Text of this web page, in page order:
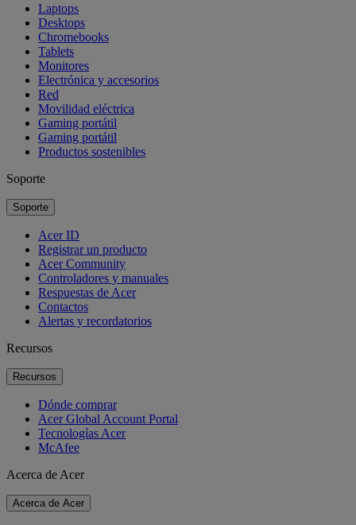
Laptops
Desktops
Chromebooks
Tablets
Monitores
Electrónica y accesorios
Red
Movilidad eléctrica
Gaming portátil
Gaming portátil
Productos sostenibles
Soporte
Soporte
Acer ID
Registrar un producto
Acer Community
Controladores y manuales
Respuestas de Acer
Contactos
Alertas y recordatorios
Recursos
Recursos
Dónde comprar
Acer Global Account Portal
Tecnologías Acer
McAfee
Acerca de Acer
Acerca de Acer